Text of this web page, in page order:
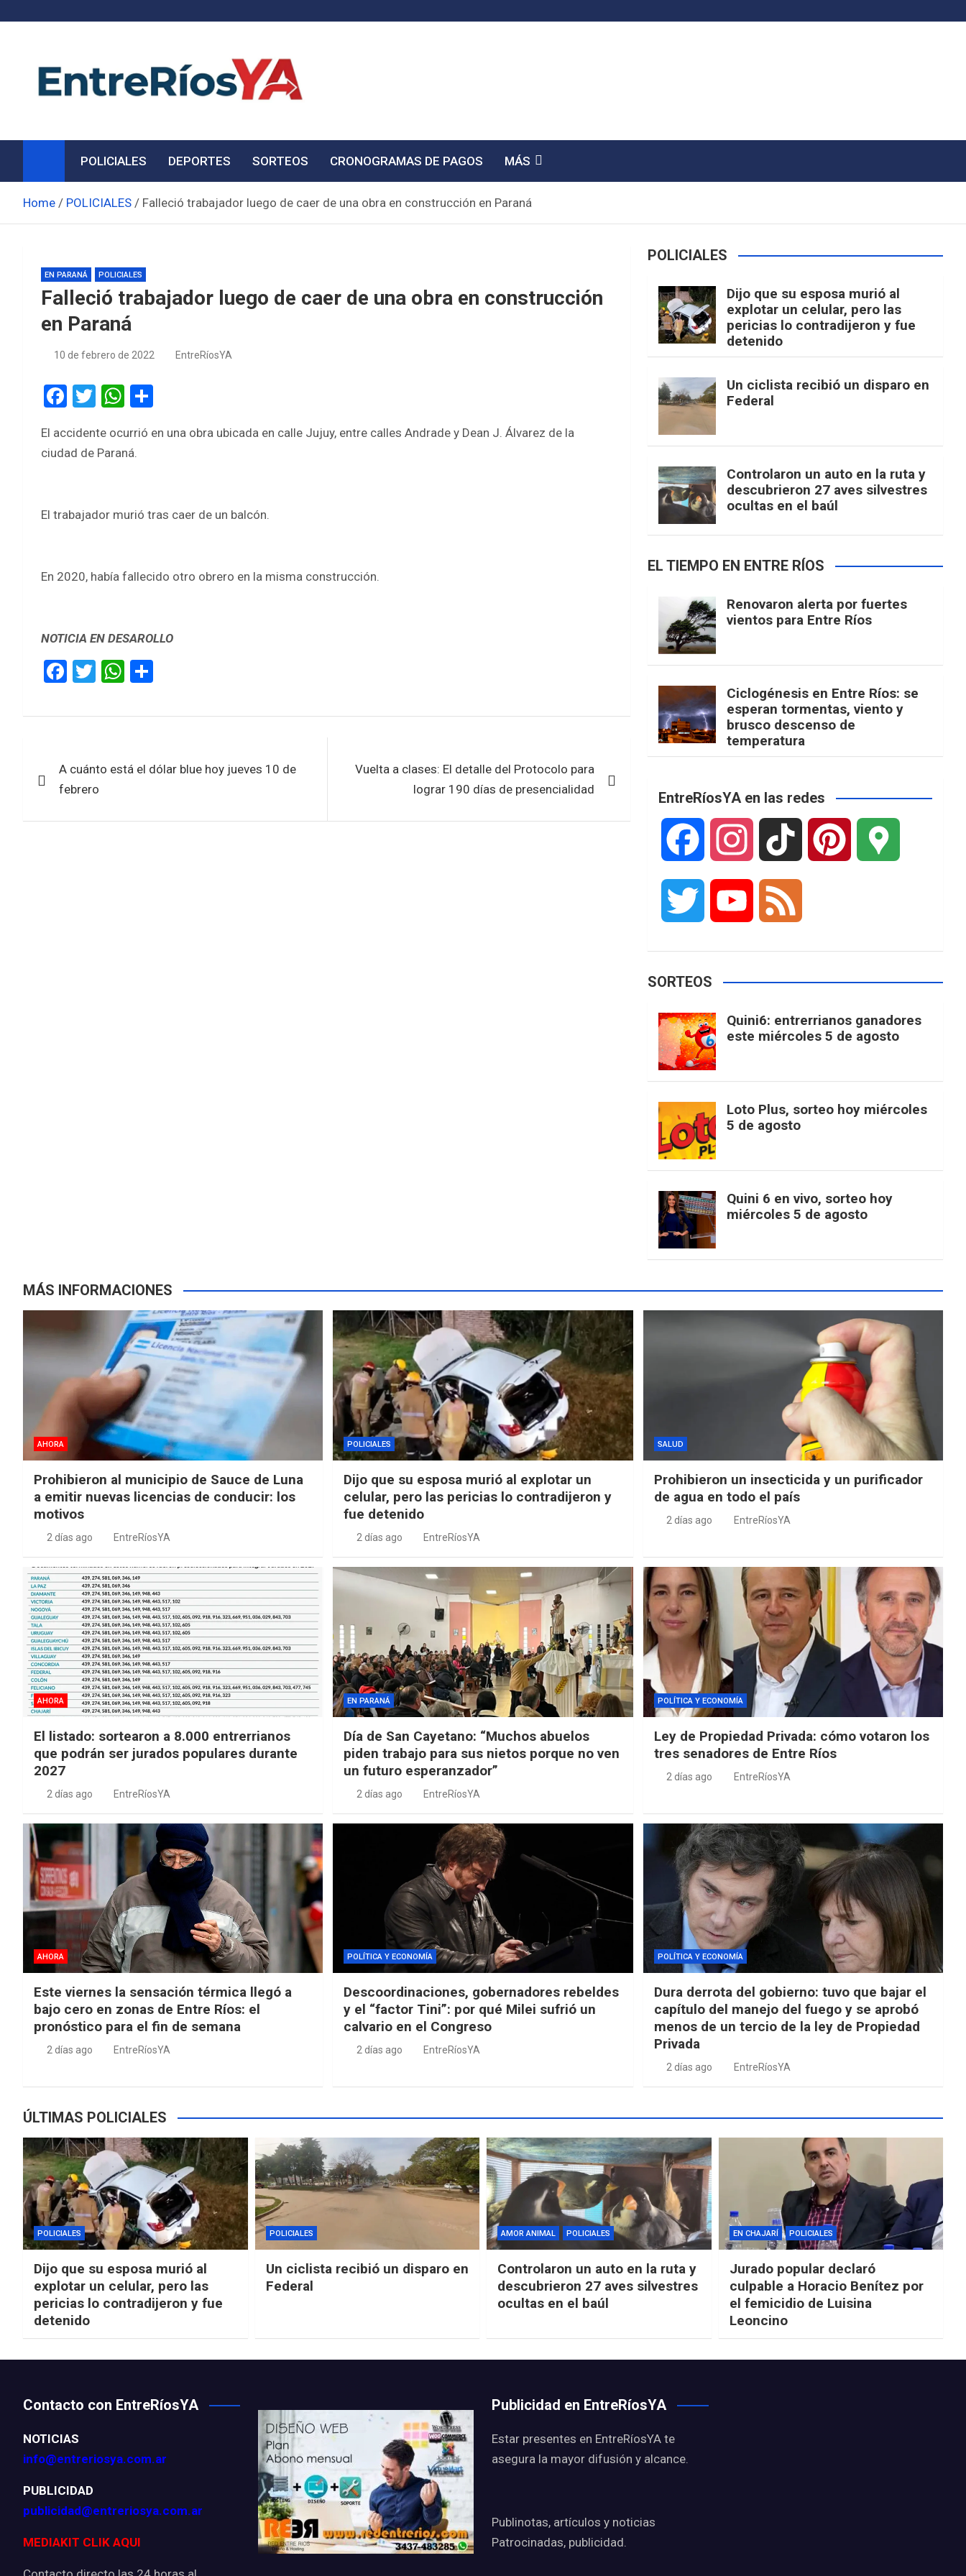
Noticias de Entre Ríos
POLICIALES DEPORTES SORTEOS CRONOGRAMAS DE PAGOS MÁS
Home POLICIALES Falleció trabajador luego de caer de una obra en construcción en Paraná
EN PARANÁ POLICIALES
Falleció trabajador luego de caer de una obra en construcción
en Paraná
10 de febrero de 2022 EntreRíosYA
F
ce
b
o
T
tt
er
W
at
s
p
ar
El accidente ocurrió en una obra ubicada en calle Jujuy, entre calles Andrade y Dean J. Álvarez de la
ciudad de Paraná.
El trabajador murió tras caer de un balcón.
En 2020, había fallecido otro obrero en la misma construcción.
NOTICIA EN DESAROLLO
F
ce
o
o
T
tt
W
at
A
ar
de
A cuánto está el dólar blue hoy jueves 10 de
febrero
Vuelta a clases: El detalle del Protocolo para
lograr 190 días de presencialidad
POLICIALES
Dijo que su esposa murió al
explotar un celular, pero las
pericias lo contradijeron y fue
detenido
Un ciclista recibió un disparo en
Federal
Controlaron un auto en la ruta y
descubrieron 27 aves silvestres
ocultas en el baúl
EL TIEMPO EN ENTRE RÍOS
Renovaron alerta por fuertes
vientos para Entre Ríos
Ciclogénesis en Entre Ríos: se
esperan tormentas, viento y
brusco descenso de
temperatura
EntreRíosYA en las redes
a
b
o
k
n
a
i
t
t
e
r
u
b
e
d
SORTEOS
Quini6: entrerrianos ganadores
este miércoles 5 de agosto
Loto Plus, sorteo hoy miércoles
5 de agosto
Quini 6 en vivo, sorteo hoy
miércoles 5 de agosto
MÁS INFORMACIONES
AHORA
Prohibieron al municipio de Sauce de Luna
a emitir nuevas licencias de conducir: los
motivos
2 días ago EntreRíosYA
POLICIALES
Dijo que su esposa murió al explotar un
celular, pero las pericias lo contradijeron y
fue detenido
2 días ago EntreRíosYA
SALUD
Prohibieron un insecticida y un purificador
de agua en todo el país
2 días ago EntreRíosYA
AHORA
El listado: sortearon a 8.000 entrerrianos
que podrán ser jurados populares durante
2027
2 días ago EntreRíosYA
EN PARANÁ
Día de San Cayetano: “Muchos abuelos
piden trabajo para sus nietos porque no ven
un futuro esperanzador”
2 días ago EntreRíosYA
POLÍTICA Y ECONOMÍA
Ley de Propiedad Privada: cómo votaron los
tres senadores de Entre Ríos
2 días ago EntreRíosYA
AHORA
Este viernes la sensación térmica llegó a
bajo cero en zonas de Entre Ríos: el
pronóstico para el fin de semana
2 días ago EntreRíosYA
POLÍTICA Y ECONOMÍA
Descoordinaciones, gobernadores rebeldes
y el “factor Tini”: por qué Milei sufrió un
calvario en el Congreso
2 días ago EntreRíosYA
POLÍTICA Y ECONOMÍA
Dura derrota del gobierno: tuvo que bajar el
capítulo del manejo del fuego y se aprobó
menos de un tercio de la ley de Propiedad
Privada
2 días ago EntreRíosYA
ÚLTIMAS POLICIALES
POLICIALES
Dijo que su esposa murió al
explotar un celular, pero las
pericias lo contradijeron y fue
detenido
POLICIALES
Un ciclista recibió un disparo en
Federal
AMOR ANIMAL POLICIALES
Controlaron un auto en la ruta y
descubrieron 27 aves silvestres
ocultas en el baúl
EN CHAJARÍ POLICIALES
Jurado popular declaró
culpable a Horacio Benítez por
el femicidio de Luisina
Leoncino
Contacto con EntreRíosYA
NOTICIAS
info@entreriosya.com.ar
PUBLICIDAD
publicidad@entreriosya.com.ar
MEDIAKIT CLIK AQUI
Publicidad en EntreRíosYA
Estar presentes en EntreRíosYA te
asegura la mayor difusión y alcance.
Publinotas, artículos y noticias
Patrocinadas, publicidad.